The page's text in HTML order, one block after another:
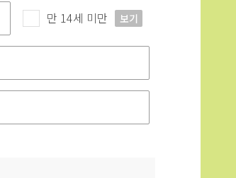
만 14세 미만 보기